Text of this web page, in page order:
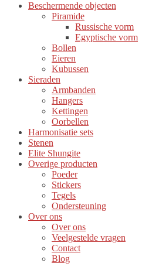
Beschermende objecten
Piramide
Russische vorm
Egyptische vorm
Bollen
Eieren
Kubussen
Sieraden
Armbanden
Hangers
Kettingen
Oorbellen
Harmonisatie sets
Stenen
Elite Shungite
Overige producten
Poeder
Stickers
Tegels
Ondersteuning
Over ons
Over ons
Veelgestelde vragen
Contact
Blog